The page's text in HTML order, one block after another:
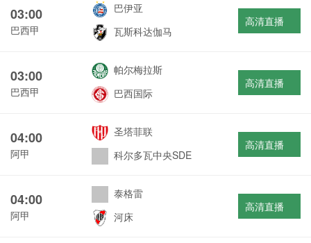
03:00
巴西甲
巴伊亚
瓦斯科达伽马
高清直播
03:00
巴西甲
帕尔梅拉斯
巴西国际
高清直播
04:00
阿甲
圣塔菲联
科尔多瓦中央SDE
高清直播
04:00
阿甲
泰格雷
河床
高清直播